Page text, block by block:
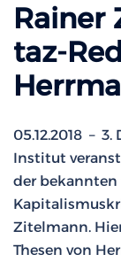
Rainer
taz-
05.12.2018 –
Institut
der
Zitelmann.
Thesen von